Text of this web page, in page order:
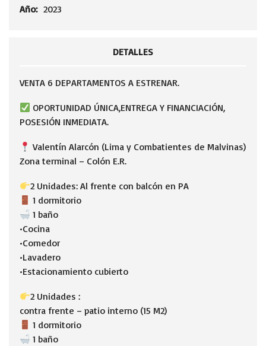
Año: 2023
DETALLES
VENTA 6 DEPARTAMENTOS A ESTRENAR.
OPORTUNIDAD ÚNICA,ENTREGA Y FINANCIACIÓN,
POSESIÓN INMEDIATA.
Valentín Alarcón (Lima y Combatientes de Malvinas)
Zona terminal – Colón E.R.
2 Unidades: Al frente con balcón en PA
1 dormitorio
1 baño
•Cocina
•Comedor
•Lavadero
•Estacionamiento cubierto
2 Unidades :
contra frente – patio interno (15 M2)
1 dormitorio
1 baño